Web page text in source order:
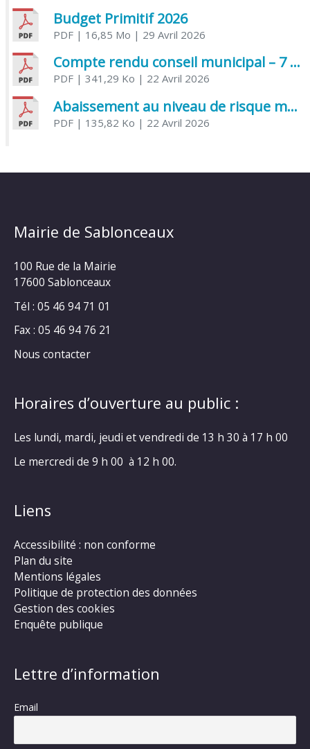
Budget Primitif 2026
PDF| 16,85 Mo | 29 Avril 2026
Compte rendu conseil municipal – 7 avril 2026
PDF| 341,29 Ko | 22 Avril 2026
Abaissement au niveau de risque modéré de l’Influenza aviaire
PDF| 135,82 Ko | 22 Avril 2026
Mairie de Sablonceaux
100 Rue de la Mairie
17600 Sablonceaux
Tél : 05 46 94 71 01
Fax : 05 46 94 76 21
Nous contacter
Horaires d’ouverture au public :
Les lundi, mardi, jeudi et vendredi de 13 h 30 à 17 h 00
Le mercredi de 9 h 00 à 12 h 00.
Liens
Accessibilité : non conforme
Plan du site
Mentions légales
Politique de protection des données
Gestion des cookies
Enquête publique
Lettre d’information
Email